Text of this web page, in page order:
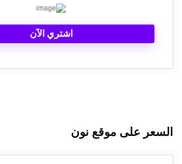
اشتري الآن
السعر على موقع نون